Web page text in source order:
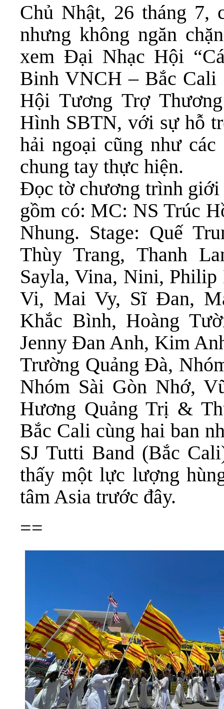
Chủ Nhật, 26 tháng 7,
nhưng không ngăn
xem Đại Nhạc Hội
Binh VNCH – Bắc Cali
Hội Tương Trợ
Hình SBTN, với sự hỗ
hải ngoại cũng như
chung tay thực hiện.
Đọc tờ chương trình giới
gồm có: MC: NS Trúc
Nhung. Stage: Quế
Thùy Trang, Thanh
Sayla, Vina, Nini, Philip
Vi, Mai Vy, Sĩ Đan,
Khắc Bình, Hoàng
Jenny Đan Anh, Kim
Trường Quảng Đà,
Nhóm Sài Gòn Nhớ,
Hương Quảng Trị &
Bắc Cali cùng hai ban
SJ Tutti Band (Bắc
thấy một lực lượng
tâm Asia trước đây.
==